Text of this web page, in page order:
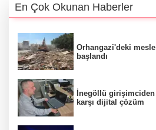
En Çok Okunan Haberler
Orhangazi'deki
başlandı
İnegöllü girişimciden
karşı dijital çözüm